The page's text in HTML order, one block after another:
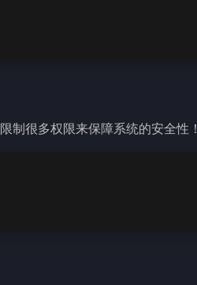
制很多权限来保障系统的安全性！